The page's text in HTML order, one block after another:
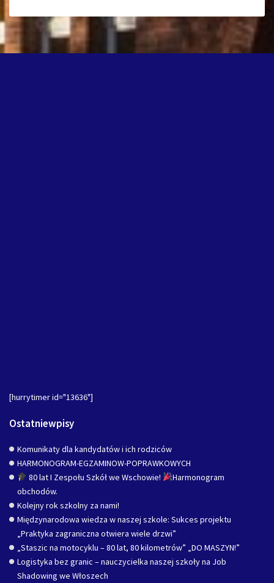
[hurrytimer id="13636"]
Ostatniewpisy
Komunikaty dla kandydatów i ich rodziców
HARMONOGRAM-EGZAMINOW-POPRAWKOWYCH
80 lat I Zespołu Szkół we Wschowie!
Harmonogram
obchodów.
Kolejny rok szkolny za nami!
Międzynarodowa wiedza w naszej szkole: Sukces projektu
„Praktyka zagraniczna otwiera wiele drzwi”
„Staszic na motocyklu – 80 lat, 80 kilometrów” „DO MASZYN!”
Logistyka bez granic – nauczycielka naszej szkoły na Job
Shadowing we Włoszech